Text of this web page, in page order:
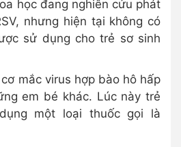
học đang nghiên cứu phát
nhưng hiện tại không có
sử dụng cho trẻ sơ sinh
mắc virus hợp bào hô hấp
em bé khác. Lúc này trẻ
một loại thuốc gọi là